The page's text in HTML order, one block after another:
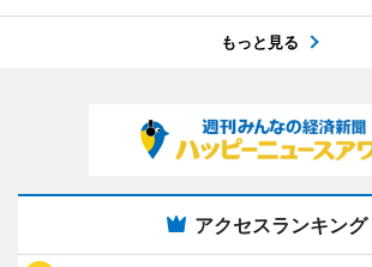
もっと見る
アクセスランキング